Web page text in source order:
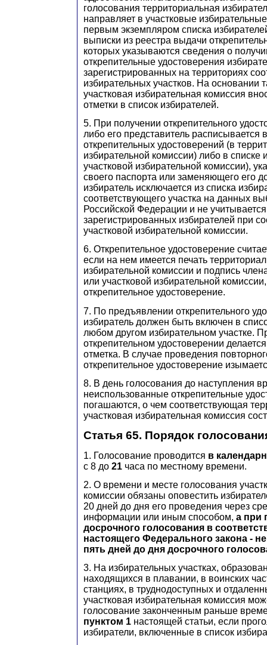
голосования территориальная
направляет в участковые
первым экземпляром списка
выписки из реестра выдачи
которых указываются сведения о
открепительные удостоверения
зарегистрированных на территориях
избирательных участков. На основании
участковая избирательная комиссия
отметки в список избирателей.
5. При получении открепительного
либо его представитель расписывается
открепительных удостоверений (в
избирательной комиссии) либо в списке
участковой избирательной комиссии),
своего паспорта или заменяющего его
избиратель исключается из списка
соответствующего участка на данных
Российской Федерации и не
зарегистрированных избирателей при
участковой избирательной комиссии.
6. Открепительное удостоверение
если на нем имеется печать
избирательной комиссии и подпись
или участковой избирательной
открепительное удостоверение.
7. По предъявлении открепительного
избиратель должен быть включен в
любом другом избирательном участке.
открепительном удостоверении
отметка. В случае проведения
открепительное удостоверение
8. В день голосования до наступления
неиспользованные открепительные
погашаются, о чем соответствующая
участковая избирательная комиссия
Статья 65. Порядок
1. Голосование проводится в
с 8 до 21 часа по местному времени.
2. О времени и месте голосования
комиссии обязаны оповестить
20 дней до дня его проведения через
информации или иным способом, а при
досрочного голосования в
настоящего Федерального закона -
пять дней до дня досрочного
3. На избирательных участках,
находящихся в плавании, в воинских
станциях, в труднодоступных и
участковая избирательная комиссия
голосование законченным раньше
пунктом 1 настоящей статьи, если
избиратели, включенные в список